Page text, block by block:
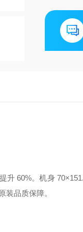
60%。机身
装品质保障。